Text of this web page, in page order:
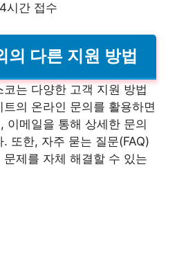
시간 접수
의 다른 지원 방법
는 다양한 고객 지원 방법
의 온라인 문의를 활용하면
이메일을 통해 상세한 문의
또한, 자주 묻는 질문(FAQ)
제를 자체 해결할 수 있는